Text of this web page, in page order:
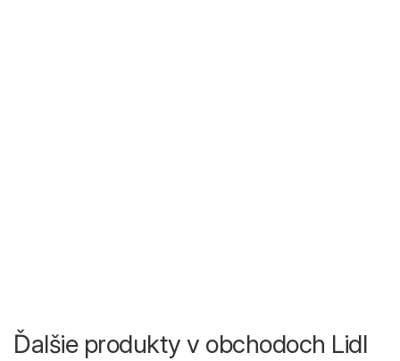
Ďalšie produkty v obchodoch Lidl